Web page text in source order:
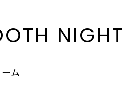
NIGHT
ム